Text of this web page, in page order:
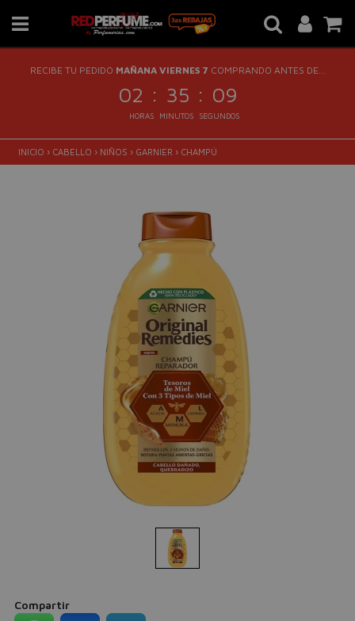
RECIBE TU PEDIDO MAÑANA VIERNES 7 COMPRANDO ANTES DE...
02 : 35 : 08
HORAS MINUTOS SEGUNDOS
INICIO › CABELLO › NIÑOS › GARNIER › CHAMPÚ
Compartir